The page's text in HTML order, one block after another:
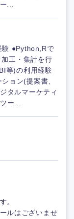
...
験 ●Python,Rで
工・集計を行
等)の利用経験
ョン(提案書、
タルマーケティ
ー...
。
ルはございませ